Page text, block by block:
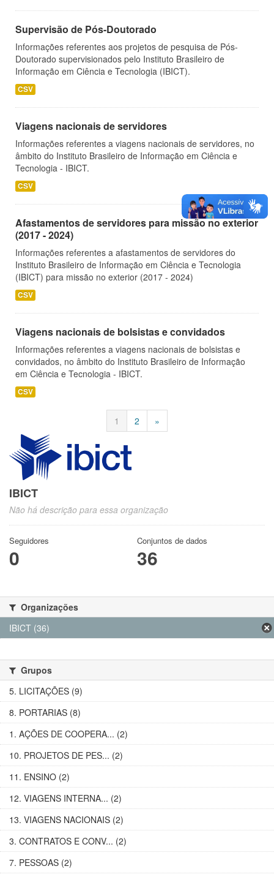
Supervisão de Pós-Doutorado
Informações referentes aos projetos de pesquisa de Pós-
Doutorado supervisionados pelo Instituto Brasileiro de
Informação em Ciência e Tecnologia (IBICT).
CSV
Viagens nacionais de servidores
Informações referentes a viagens nacionais de servidores, no
âmbito do Instituto Brasileiro de Informação em Ciência e
Tecnologia - IBICT.
CSV
Afastamentos de servidores para missão no exterior
(2017 - 2024)
Informações referentes a afastamentos de servidores do
Instituto Brasileiro de Informação em Ciência e Tecnologia
(IBICT) para missão no exterior (2017 - 2024)
CSV
Viagens nacionais de bolsistas e convidados
Informações referentes a viagens nacionais de bolsistas e
convidados, no âmbito do Instituto Brasileiro de Informação
em Ciência e Tecnologia - IBICT.
CSV
1 2 »
IBICT
Não há descrição para essa organização
Seguidores
0
Conjuntos de dados
36
Organizações
IBICT (36)
Grupos
5. LICITAÇÕES (9)
8. PORTARIAS (8)
1. AÇÕES DE COOPERA... (2)
10. PROJETOS DE PES... (2)
11. ENSINO (2)
12. VIAGENS INTERNA... (2)
13. VIAGENS NACIONAIS (2)
3. CONTRATOS E CONV... (2)
7. PESSOAS (2)